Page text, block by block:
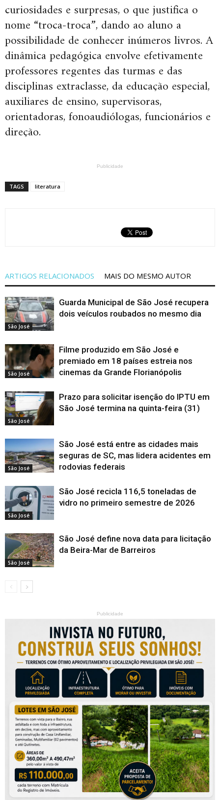
curiosidades e surpresas, o que justifica o
nome “troca-troca”, dando ao aluno a
possibilidade de conhecer inúmeros livros. A
dinâmica pedagógica envolve efetivamente
professores regentes das turmas e das
disciplinas extraclasse, da educação especial,
auxiliares de ensino, supervisoras,
orientadoras, fonoaudiólogas, funcionários e
direção.
Publicidade
TAGS literatura
ARTIGOS RELACIONADOS MAIS DO MESMO AUTOR
São José
Guarda Municipal de São José recupera
dois veículos roubados no mesmo dia
São José
Filme produzido em São José e
premiado em 18 países estreia nos
cinemas da Grande Florianópolis
São José
Prazo para solicitar isenção do IPTU em
São José termina na quinta-feira (31)
São José
São José está entre as cidades mais
seguras de SC, mas lidera acidentes em
rodovias federais
São José
São José recicla 116,5 toneladas de
vidro no primeiro semestre de 2026
São José
São José define nova data para licitação
da Beira-Mar de Barreiros
Publicidade